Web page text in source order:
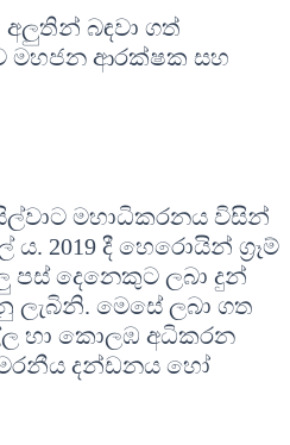
බඳවා ගත්
මහජන ආරක්ෂක සහ
සිල්වාට මහාධිකරනය විසින්
2019 දී හෙරොයින් ග්‍රෑම්
පස් දෙනෙකුට ලබා දුන්
ලැබිනි. මෙසේ ලබා ගත
හා කොලඹ අධිකරන
මරනීය දන්ඩනය හෝ